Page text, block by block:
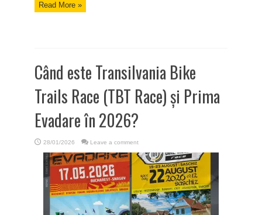
Read More »
Când este Transilvania Bike
Trails Race (TBT Race) și Prima
Evadare în 2026?
28/01/2026 Leave a comment